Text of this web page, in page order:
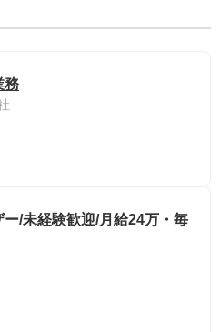
務
/未経験歓迎/月給24万・毎